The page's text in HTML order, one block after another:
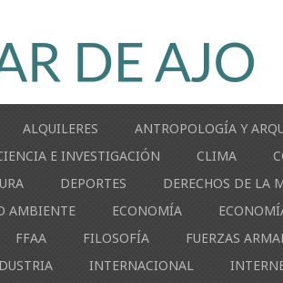
ALQUILERES
ANTROPOLOGÍA Y
E INVESTIGACIÓN CLIMA
DEPORTES DERECHOS DE LA
AMBIENTE ECONOMÍA
FFAA FILOSOFÍA FUERZAS
INTERNACIONAL